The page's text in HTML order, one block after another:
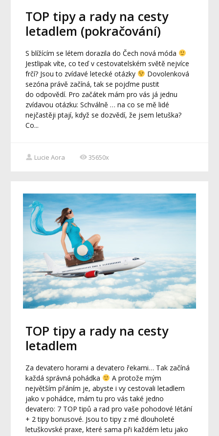
TOP tipy a rady na cesty
letadlem (pokračování)
S blížícím se létem dorazila do Čech nová móda
Jestlipak víte, co teď v cestovatelském světě nejvíce
frčí? Jsou to zvídavé letecké otázky
Dovolenková
sezóna právě začíná, tak se pojďme pustit
do odpovědí. Pro začátek mám pro vás já jednu
zvídavou otázku: Schválně … na co se mě lidé
nejčastěji ptají, když se dozvědí, že jsem letuška?
Co...
Lucie Aora 35650x
TOP tipy a rady na cesty
letadlem
Za devatero horami a devatero řekami… Tak začíná
každá správná pohádka
A protože mým
největším přáním je, abyste i vy cestovali letadlem
jako v pohádce, mám tu pro vás také jedno
devatero: 7 TOP tipů a rad pro vaše pohodové létání
+ 2 tipy bonusové. Jsou to tipy z mé dlouholeté
letuškovské praxe, které sama při každém letu jako